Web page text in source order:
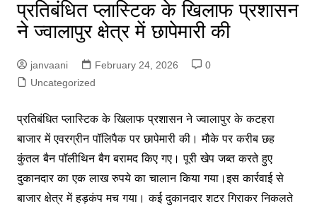
प्रतिबंधित प्लास्टिक के खिलाफ प्रशासन
ने ज्वालापुर क्षेत्र में छापेमारी की
janvaani February 24, 2026
0
Uncategorized
प्रतिबंधित प्लास्टिक के खिलाफ प्रशासन ने ज्वालापुर के कटहरा
बाजार में एवरग्रीन पॉलिपैक पर छापेमारी की। मौके पर करीब छह
कुंतल बैन पॉलीथिन बैग बरामद किए गए। पूरी खेप जब्त करते हुए
दुकानदार का एक लाख रुपये का चालान किया गया।इस कार्रवाई से
बाजार क्षेत्र में हड़कंप मच गया। कई दुकानदार शटर गिराकर निकलते